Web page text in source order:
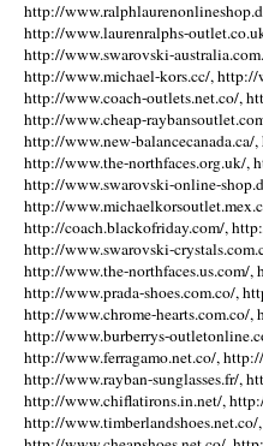
http://
http://www.laurenralphs-
http://www.swarovski-
http://www.michael-kors.cc/, http://
http://www.coach-outlets.net.co/,
http://www.cheap-
http://www.new-
http://www.the-northfaces.org.uk/,
http://www.swarovski-online-
http://
http://coach.blackofriday.com/,
http://www.swarovski-
http://www.the-northfaces.us.com/
http://www.prada-shoes.com.co/,
http://www.chrome-hearts.com.co/,
http://www.burberrys-
http://www.ferragamo.net.co/,
http://www.rayban-sunglasses.fr/,
http://www.chiflatirons.in.net/,
http://